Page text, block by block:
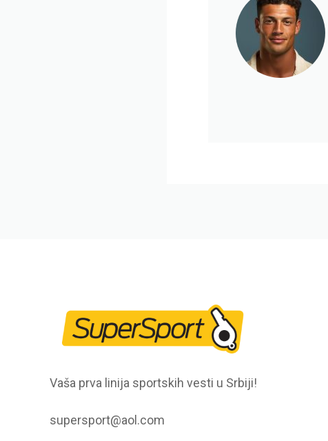
Vaša prva linija sportskih vesti u Srbiji!
supersport@aol.com